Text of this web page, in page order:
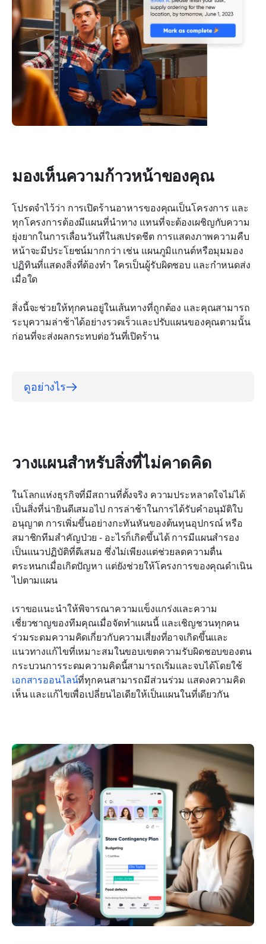
มองเห็นความก้าวหน้าของคุณ
โปรดจำไว้ว่า การเปิดร้านอาหารของคุณเป็นโครงการ และ
ทุกโครงการต้องมีแผนที่นำทาง แทนที่จะต้องเผชิญกับความ
ยุ่งยากในการเลื่อนวันที่ในสเปรดชีต การแสดงภาพความคืบ
หน้าจะมีประโยชน์มากกว่า เช่น แผนภูมิแกนต์หรือมุมมอง
ปฏิทินที่แสดงสิ่งที่ต้องทำ ใครเป็นผู้รับผิดชอบ และกำหนดส่ง
เมื่อใด
สิ่งนี้จะช่วยให้ทุกคนอยู่ในเส้นทางที่ถูกต้อง และคุณสามารถ
ระบุความล่าช้าได้อย่างรวดเร็วและปรับแผนของคุณตามนั้น
ก่อนที่จะส่งผลกระทบต่อวันที่เปิดร้าน
ดูอย่างไร
วางแผนสำหรับสิ่งที่ไม่คาดคิด
ในโลกแห่งธุรกิจที่มีสถานที่ตั้งจริง ความประหลาดใจไม่ได้
เป็นสิ่งที่น่ายินดีเสมอไป การล่าช้าในการได้รับคำอนุมัติใบ
อนุญาต การเพิ่มขึ้นอย่างกะทันหันของต้นทุนอุปกรณ์ หรือ
สมาชิกทีมสำคัญป่วย - อะไรก็เกิดขึ้นได้ การมีแผนสำรอง
เป็นแนวปฏิบัติที่ดีเสมอ ซึ่งไม่เพียงแต่ช่วยลดความตื่น
ตระหนกเมื่อเกิดปัญหา แต่ยังช่วยให้โครงการของคุณดำเนิน
ไปตามแผน
เราขอแนะนำให้พิจารณาความแข็งแกร่งและความ
เชี่ยวชาญของทีมคุณเมื่อจัดทำแผนนี้ และเชิญชวนทุกคน
ร่วมระดมความคิดเกี่ยวกับความเสี่ยงที่อาจเกิดขึ้นและ
แนวทางแก้ไขที่เหมาะสมในขอบเขตความรับผิดชอบของตน
กระบวนการระดมความคิดนี้สามารถเริ่มและจบได้โดยใช้
เอกสารออนไลน์ที่ทุกคนสามารถมีส่วนร่วม แสดงความคิด
เห็น และแก้ไขเพื่อเปลี่ยนไอเดียให้เป็นแผนในที่เดียวกัน